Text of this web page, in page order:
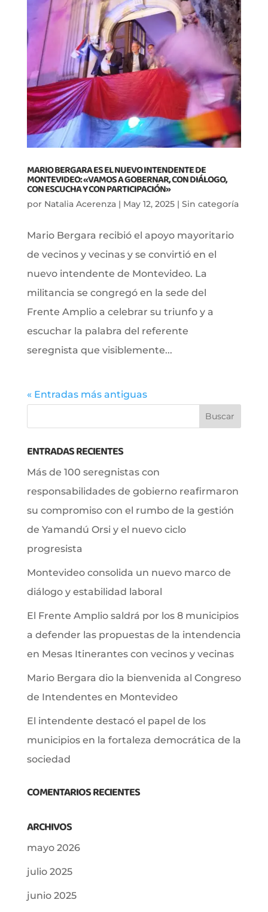
MARIO BERGARA ES EL NUEVO INTENDENTE DE
MONTEVIDEO: «VAMOS A GOBERNAR, CON DIÁLOGO,
CON ESCUCHA Y CON PARTICIPACIÓN»
por Natalia Acerenza| May 12, 2025| Sin categoría
Mario Bergara recibió el apoyo mayoritario
de vecinos y vecinas y se convirtió en el
nuevo intendente de Montevideo. La
militancia se congregó en la sede del
Frente Amplio a celebrar su triunfo y a
escuchar la palabra del referente
seregnista que visiblemente...
« Entradas más antiguas
ENTRADAS RECIENTES
Más de 100 seregnistas con
responsabilidades de gobierno reafirmaron
su compromiso con el rumbo de la gestión
de Yamandú Orsi y el nuevo ciclo
progresista
Montevideo consolida un nuevo marco de
diálogo y estabilidad laboral
El Frente Amplio saldrá por los 8 municipios
a defender las propuestas de la intendencia
en Mesas Itinerantes con vecinos y vecinas
Mario Bergara dio la bienvenida al Congreso
de Intendentes en Montevideo
El intendente destacó el papel de los
municipios en la fortaleza democrática de la
sociedad
COMENTARIOS RECIENTES
ARCHIVOS
mayo 2026
julio 2025
junio 2025